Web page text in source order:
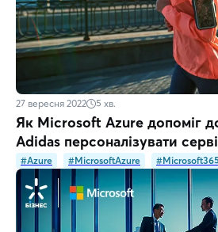
27 вересня 2022 5 хв.
Як Microsoft Azure допоміг
Adidas персоналізувати
#Azure #MicrosoftAzure #Microsoft365